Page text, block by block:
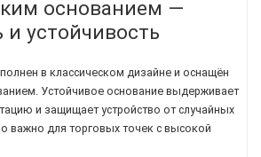
основанием —
устойчивость
в классическом дизайне и оснащён
Устойчивое основание выдерживает
и защищает устройство от случайных
важно для торговых точек с высокой